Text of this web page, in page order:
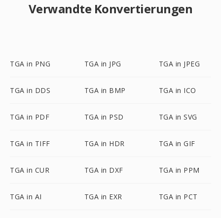
Verwandte Konvertierungen
TGA in PNG TGA in JPG TGA in JPEG
TGA in DDS TGA in BMP TGA in ICO
TGA in PDF TGA in PSD TGA in SVG
TGA in TIFF TGA in HDR TGA in GIF
TGA in CUR TGA in DXF TGA in PPM
TGA in AI TGA in EXR TGA in PCT